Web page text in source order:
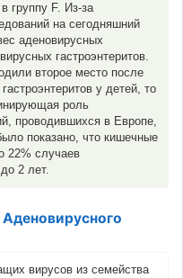
группу F. Из-за
на сегодняшний
аденовирусных
гастроэнтеритов.
второе место после
у детей, то
роль
проводившихся в Европе,
показано, что кишечные
22% случаев
2 лет.
вирусов из семейства